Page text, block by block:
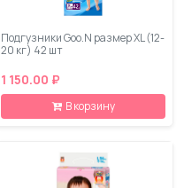
Подгузники Goo.N размер XL (12-
20 кг) 42 шт
1 150.00 ₽
В корзину